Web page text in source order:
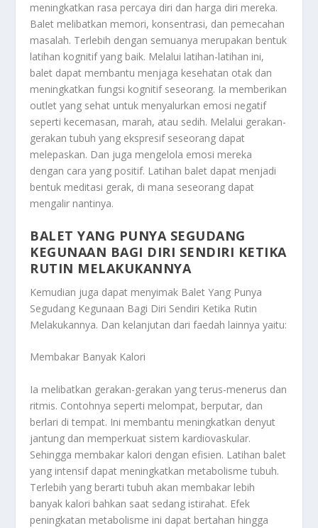
meningkatkan rasa percaya diri dan harga diri mereka.
Balet melibatkan memori, konsentrasi, dan pemecahan
masalah. Terlebih dengan semuanya merupakan bentuk
latihan kognitif yang baik. Melalui latihan-latihan ini,
balet dapat membantu menjaga kesehatan otak dan
meningkatkan fungsi kognitif seseorang. Ia memberikan
outlet yang sehat untuk menyalurkan emosi negatif
seperti kecemasan, marah, atau sedih. Melalui gerakan-
gerakan tubuh yang ekspresif seseorang dapat
melepaskan. Dan juga mengelola emosi mereka
dengan cara yang positif. Latihan balet dapat menjadi
bentuk meditasi gerak, di mana seseorang dapat
mengalir nantinya.
BALET YANG PUNYA SEGUDANG
KEGUNAAN BAGI DIRI SENDIRI KETIKA
RUTIN MELAKUKANNYA
Kemudian juga dapat menyimak Balet Yang Punya
Segudang Kegunaan Bagi Diri Sendiri Ketika Rutin
Melakukannya. Dan kelanjutan dari faedah lainnya yaitu:
Membakar Banyak Kalori
Ia melibatkan gerakan-gerakan yang terus-menerus dan
ritmis. Contohnya seperti melompat, berputar, dan
berlari di tempat. Ini membantu meningkatkan denyut
jantung dan memperkuat sistem kardiovaskular.
Sehingga membakar kalori dengan efisien. Latihan balet
yang intensif dapat meningkatkan metabolisme tubuh.
Terlebih yang berarti tubuh akan membakar lebih
banyak kalori bahkan saat sedang istirahat. Efek
peningkatan metabolisme ini dapat bertahan hingga